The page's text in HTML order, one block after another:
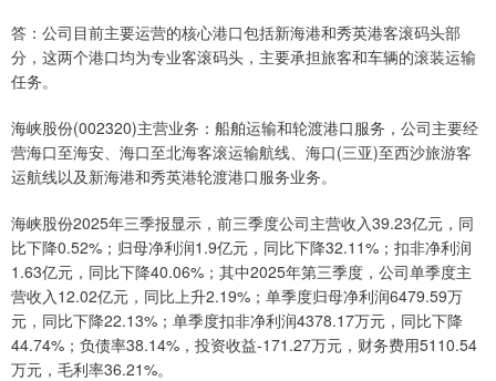
答：公司目前主要运营的核心港口包括新海港和秀英港客滚码头部
分，这两个港口均为专业客滚码头，主要承担旅客和车辆的滚装运输
任务。
海峡股份(002320)主营业务：船舶运输和轮渡港口服务，公司主要经
营海口至海安、海口至北海客滚运输航线、海口(三亚)至西沙旅游客
运航线以及新海港和秀英港轮渡港口服务业务。
海峡股份2025年三季报显示，前三季度公司主营收入39.23亿元，同
比下降0.52%；归母净利润1.9亿元，同比下降32.11%；扣非净利润
1.63亿元，同比下降40.06%；其中2025年第三季度，公司单季度主
营收入12.02亿元，同比上升2.19%；单季度归母净利润6479.59万
元，同比下降22.13%；单季度扣非净利润4378.17万元，同比下降
44.74%；负债率38.14%，投资收益-171.27万元，财务费用5110.54
万元，毛利率36.21%。